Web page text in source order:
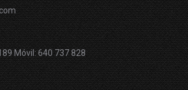
Móvil: 640 737 828